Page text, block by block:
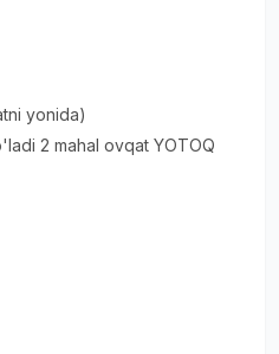
yonida)
2 mahal ovqat YOTOQ